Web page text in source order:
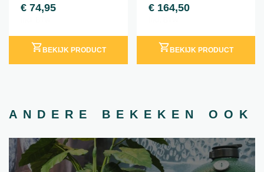
€ 74,95
BEKIJK PRODUCT
€164,50
BEKIJK PRODUCT
ANDERE BEKEKEN OOK